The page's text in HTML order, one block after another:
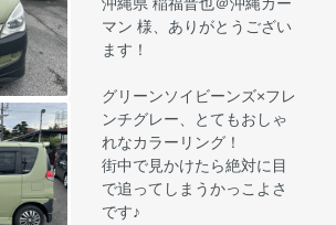
マン 様、ありがとうござい
ます！
グリーンソイビーンズ×フレ
ンチグレー、とてもおしゃ
れなカラーリング！
街中で見かけたら絶対に目
で追ってしまうかっこよさ
です♪